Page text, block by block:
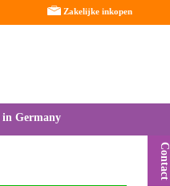
Zakelijke inkopen
in Germany
Contact